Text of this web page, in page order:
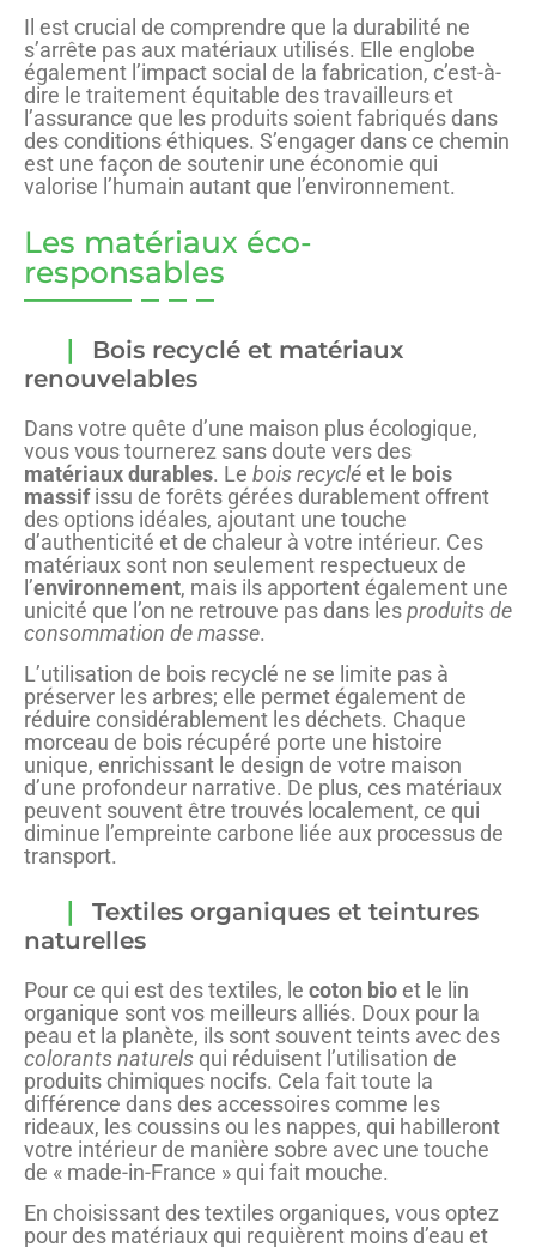
Il est crucial de comprendre que la durabilité ne
s’arrête pas aux matériaux utilisés. Elle englobe
également l’impact social de la fabrication, c’est-à-
dire le traitement équitable des travailleurs et
l’assurance que les produits soient fabriqués dans
des conditions éthiques. S’engager dans ce chemin
est une façon de soutenir une économie qui
valorise l’humain autant que l’environnement.
Les matériaux éco-
responsables
Bois recyclé et matériaux
renouvelables
Dans votre quête d’une maison plus écologique,
vous vous tournerez sans doute vers des
matériaux durables. Le bois recycléet le bois
massifissu de forêts gérées durablement offrent
des options idéales, ajoutant une touche
d’authenticité et de chaleur à votre intérieur. Ces
matériaux sont non seulement respectueux de
l’environnement, mais ils apportent également une
unicité que l’on ne retrouve pas dans lesproduits de
consommation de masse.
L’utilisation de bois recyclé ne se limite pas à
préserver les arbres; elle permet également de
réduire considérablement les déchets. Chaque
morceau de bois récupéré porte une histoire
unique, enrichissant le design de votre maison
d’une profondeur narrative. De plus, ces matériaux
peuvent souvent être trouvés localement, ce qui
diminue l’empreinte carbone liée aux processus de
transport.
Textiles organiques et teintures
naturelles
Pour ce qui est des textiles, le coton bioet le lin
organique sont vos meilleurs alliés. Doux pour la
peau et la planète, ils sont souvent teints avec des
colorants naturels qui réduisent l’utilisation de
produits chimiques nocifs. Cela fait toute la
différence dans des accessoires comme les
rideaux, les coussins ou les nappes, qui habilleront
votre intérieur de manière sobre avec une touche
de « made-in-France » qui fait mouche.
En choisissant des textiles organiques, vous optez
pour des matériaux qui requièrent moins d’eau et